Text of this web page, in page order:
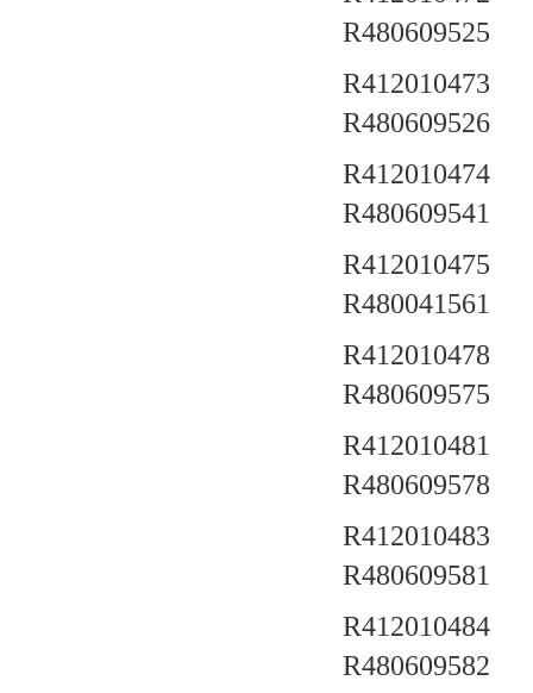
R480609525
R412010473
R480609526
R412010474
R480609541
R412010475
R480041561
R412010478
R480609575
R412010481
R480609578
R412010483
R480609581
R412010484
R480609582